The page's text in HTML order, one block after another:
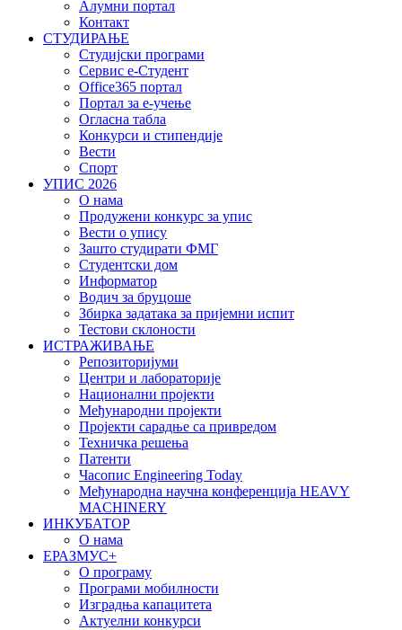
Алумни портал
Контакт
СТУДИРАЊЕ
Студијски програми
Сервис е-Студент
Office365 портал
Портал за е-учење
Огласна табла
Конкурси и стипендије
Вести
Спорт
УПИС 2026
О нама
Продужени конкурс за упис
Вести о упису
Зашто студирати ФМГ
Студентски дом
Информатор
Водич за бруцоше
Збиркa задатака за пријемни испит
Тестови склоности
ИСТРАЖИВАЊЕ
Репозиторијуми
Центри и лабораторије
Национални пројекти
Међународни пројекти
Пројекти сарадње са привредом
Техничка решења
Патенти
Часопис Engineering Today
Међународна научна конференција HEAVY
MACHINERY
ИНКУБАТОР
О нама
EРАЗМУС+
О програму
Програми мобилности
Изградња капацитета
Актуелни конкурси